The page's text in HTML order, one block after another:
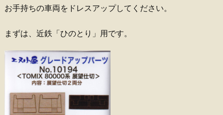
お手持ちの車両をドレスアップしてください。
まずは、近鉄「ひのとり」用です。